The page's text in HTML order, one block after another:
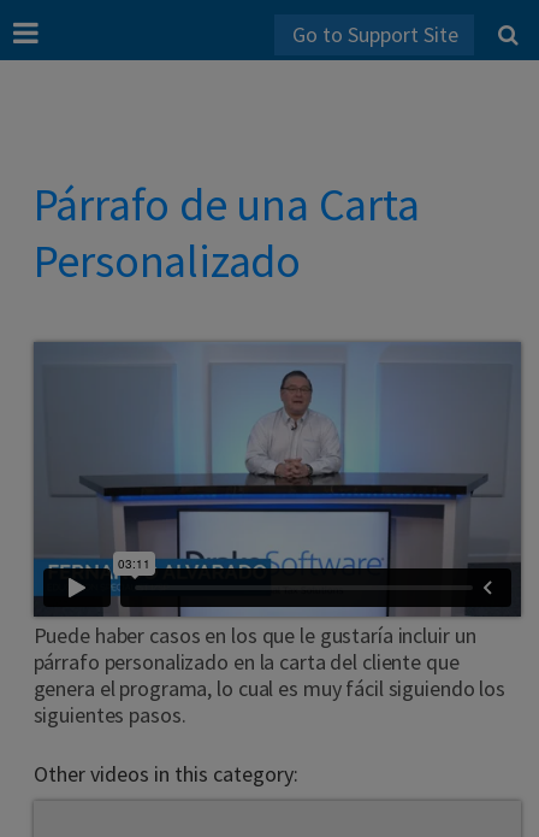
Go to Support Site
Párrafo de una Carta
Personalizado
Puede haber casos en los que le gustaría incluir un
párrafo personalizado en la carta del cliente que
genera el programa, lo cual es muy fácil siguiendo los
siguientes pasos.
Other videos in this category: